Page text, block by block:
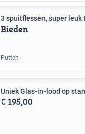
3 spuitflessen, super leuk
Bieden
Putten
Uniek Glas-in-lood op
€ 195,00